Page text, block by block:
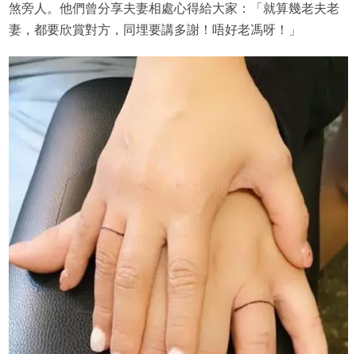
煞旁人。他們曾分享夫妻相處心得給大家：「就算幾老夫老
妻，都要欣賞對方，同埋要講多謝！唔好老馮呀！」